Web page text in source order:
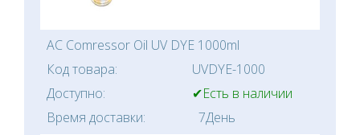
AC Comressor Oil UV DYE 1000ml
Код товара:
UVDYE-1000
Доступно:
✔Есть в наличии
Время доставки:
7День